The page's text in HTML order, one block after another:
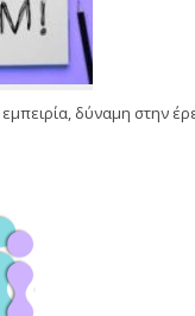
δύναμη στην